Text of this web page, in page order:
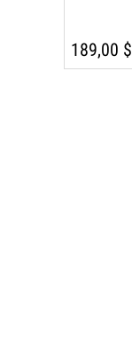
189,00 $